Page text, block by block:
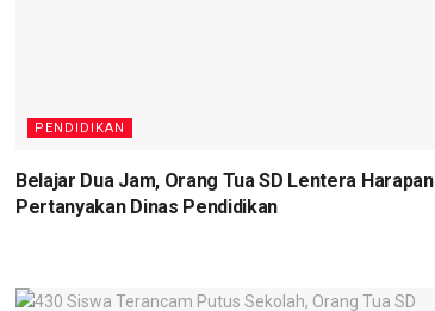
PENDIDIKAN
Belajar Dua Jam, Orang Tua SD Lentera Harapan
Pertanyakan Dinas Pendidikan